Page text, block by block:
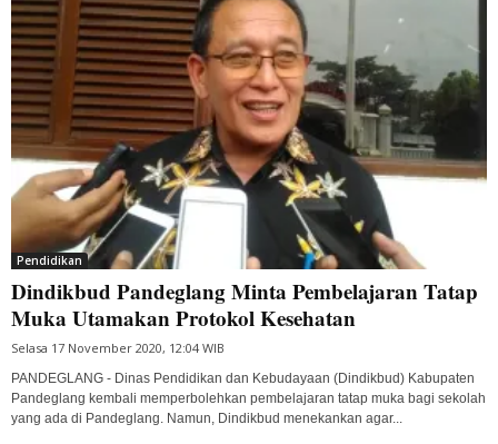
Pendidikan
Dindikbud Pandeglang Minta Pembelajaran Tatap
Muka Utamakan Protokol Kesehatan
Selasa 17 November 2020, 12:04 WIB
PANDEGLANG - Dinas Pendidikan dan Kebudayaan (Dindikbud) Kabupaten
Pandeglang kembali memperbolehkan pembelajaran tatap muka bagi sekolah
yang ada di Pandeglang. Namun, Dindikbud menekankan agar...